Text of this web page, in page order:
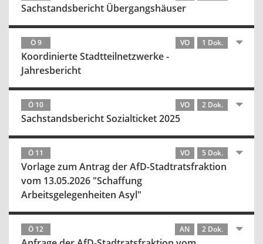
Sachstandsbericht Übergangshäuser
Ö 9 VO 1 Dok.
Koordinierte Stadtteilnetzwerke -
Jahresbericht
Ö 10 VO 2 Dok.
Sachstandsbericht Sozialticket 2025
Ö 11 VO 5 Dok.
Vorlage zum Antrag der AfD-Stadtratsfraktion
vom 13.05.2026 "Schaffung
Arbeitsgelegenheiten Asyl"
Ö 12 AN 2 Dok.